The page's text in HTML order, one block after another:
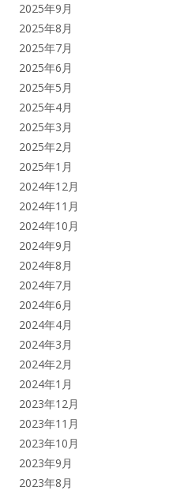
2025年9月
2025年8月
2025年7月
2025年6月
2025年5月
2025年4月
2025年3月
2025年2月
2025年1月
2024年12月
2024年11月
2024年10月
2024年9月
2024年8月
2024年7月
2024年6月
2024年4月
2024年3月
2024年2月
2024年1月
2023年12月
2023年11月
2023年10月
2023年9月
2023年8月